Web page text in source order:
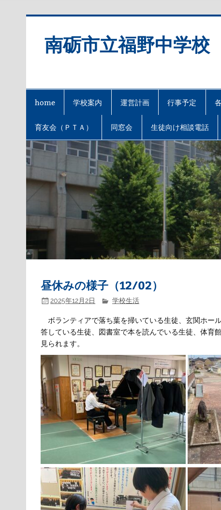
南砺市立福野中学校
home 学校案内 運営計画 行事予定
育友会（ＰＴＡ） 同窓会 生徒向け相談電話
昼休みの様子（12/02）
2025年12月2日 学校生活
ボランティアで落ち葉を掃いている生徒、玄関ホー
答している生徒、図書室で本を読んでいる生徒、体育
見られます。